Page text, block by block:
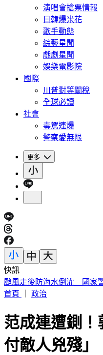
演唱會搶票情報
日韓爆米花
歌手動態
綜藝星聞
戲劇星聞
娛樂電影院
國際
川普對等關稅
全球必讀
社會
毒駕連爆
警察愛無限
更多
快訊
SBS歌謠大戰／壓軸Stray
首頁
政治
范成連遭鍘
付敵人兇殘